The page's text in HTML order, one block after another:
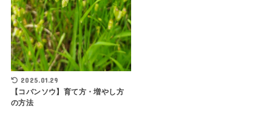
2025.01.29
【コバンソウ】育て方・増やし方
の方法